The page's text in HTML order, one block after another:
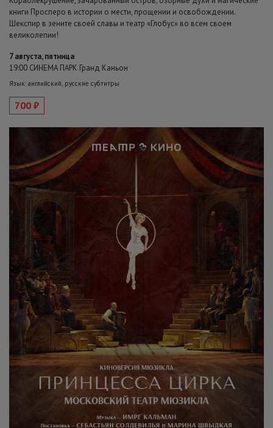
книги Просперо в истории о мести, прощении и освобождении.
Шекспир в зените своей славы и театр «Глобус» во всем своем
великолепии!
7 августа, пятница
19:00 СИНЕМА ПАРК Гранд Каньон
Язык: английский, русские субтитры
700 ₽